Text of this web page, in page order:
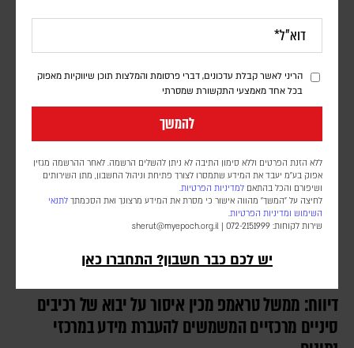
הריני לאשר קבלת עדכונים, דברי פרסומת והמלצות תוכן שיווקיות מאפוק
בכל אחד מאמצעי התקשורת שמסרתי
להמשך
ללא הזנת הפרטים וללא סימון התיבה לא ניתן להשלים הרשמה. לאחר ההרשמה מגזין
אפוק בע״מ יעבד את המידע שתמסרו לצורך פתיחת וניהול החשבון, מתן השירותים
ושיפורם והכל בהתאם למדיניות הפרטיות.
לחיצה על "המשך" מהווה אישור כי מסרת את המידע מרצונך ואת הסכמתך לתנאי
השימוש ומדיניות הפרטיות.
שירות לקוחות: 072-2151999 |
sherut@myepoch.org.il
יש לכם כבר חשבון? התחברו כאן
אורן שלום
דובר צה"ל הודיע כי "התקיפות התבצעו בתגובה להפרה בוטה של ארגון
הטרור חיזבאללה". סוכנות הידיעות הלבנונית NNA דיווחה על הרוג ו-11
פצועים
דיווח: ממשל טראמפ מכין איסור על יבוא של רכיבים
סיניים מרכזיים המשמשים להעברת מידע במרכזי